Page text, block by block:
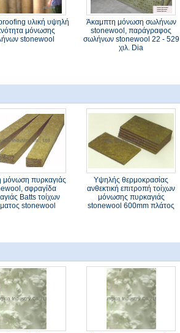
υλική υψηλή
μόνωσης
stonewool
Άκαμπτη μόνωση σωλήνων
stonewool, παράγραφος
σωλήνων stonewool 22 - 529
χιλ. Dia
μόνωση πυρκαγιάς
σφραγίδα
Batts τοίχων
stonewool
Υψηλής θερμοκρασίας
ανθεκτική επιτροπή τοίχων
μόνωσης πυρκαγιάς
stonewool 600mm πλάτος